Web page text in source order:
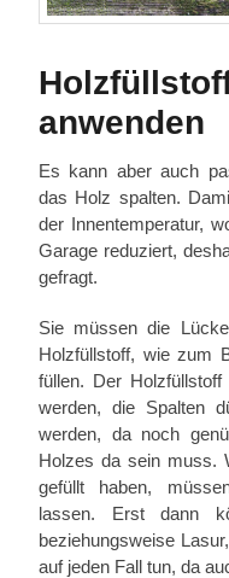
anwenden
Es kann aber auch
das Holz spalten.
der Innentemperatur,
Garage reduziert,
gefragt.
Sie müssen die
Holzfüllstoff, wie zum
füllen. Der
werden, die Spalten
werden, da noch
Holzes da sein muss.
gefüllt haben,
lassen. Erst dann
beziehungsweise
auf jeden Fall tun, da